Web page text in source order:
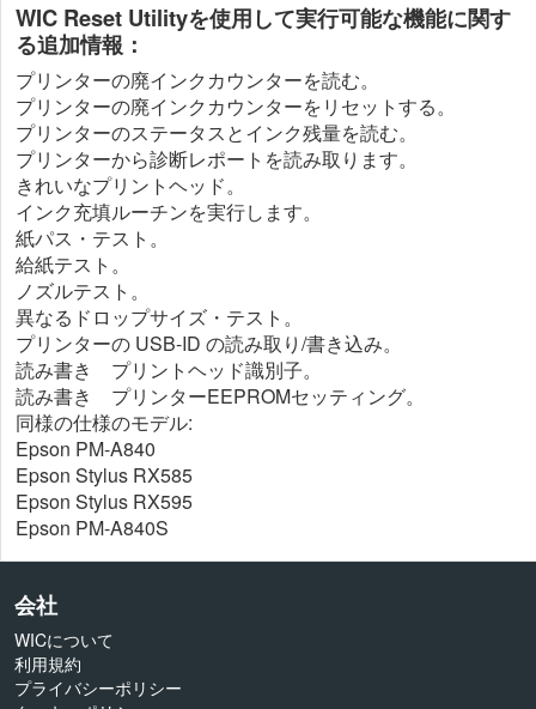
WIC Reset Utilityを使用して実行可能な機能に関す
る追加情報：
プリンターの廃インクカウンターを読む。
プリンターの廃インクカウンターをリセットする。
プリンターのステータスとインク残量を読む。
プリンターから診断レポートを読み取ります。
きれいなプリントヘッド。
インク充填ルーチンを実行します。
紙パス・テスト。
給紙テスト。
ノズルテスト。
異なるドロップサイズ・テスト。
プリンターの USB-ID の読み取り/書き込み。
読み書き プリントヘッド識別子。
読み書き プリンターEEPROMセッティング。
同様の仕様のモデル:
Epson PM-A840
Epson Stylus RX585
Epson Stylus RX595
Epson PM-A840S
会社
WICについて
利用規約
プライバシーポリシー